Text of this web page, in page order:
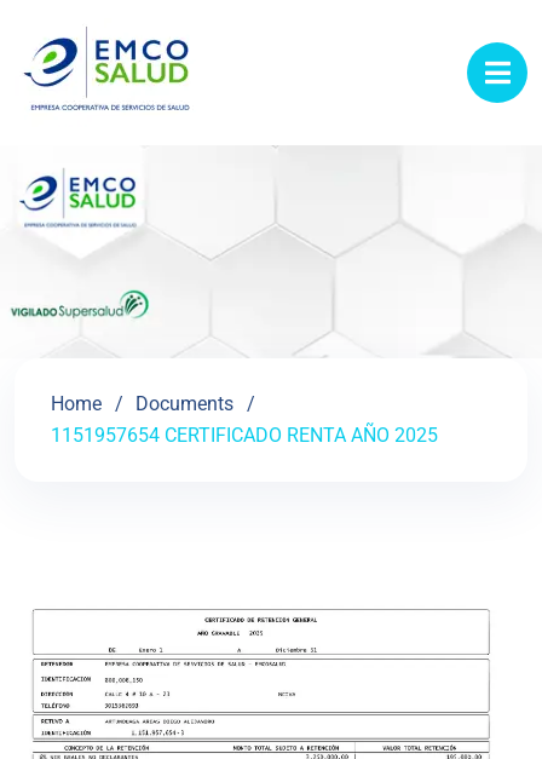
Home
Documents
1151957654 CERTIFICADO RENTA AÑO 2025